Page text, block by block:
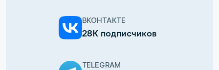
ВКОНТАКТЕ
28К подписчиков
TELEGRAM